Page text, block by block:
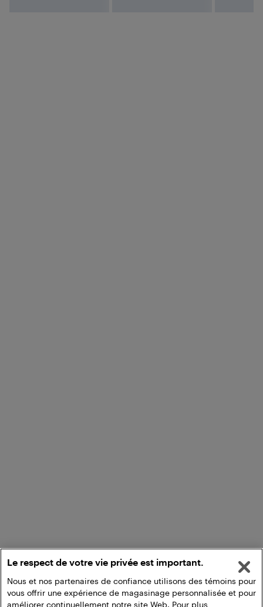
Le respect de votre vie privée est important.
Nous et nos partenaires de confiance utilisons des témoins pour
vous offrir une expérience de magasinage personnalisée et pour
améliorer continuellement notre site Web. Pour plus